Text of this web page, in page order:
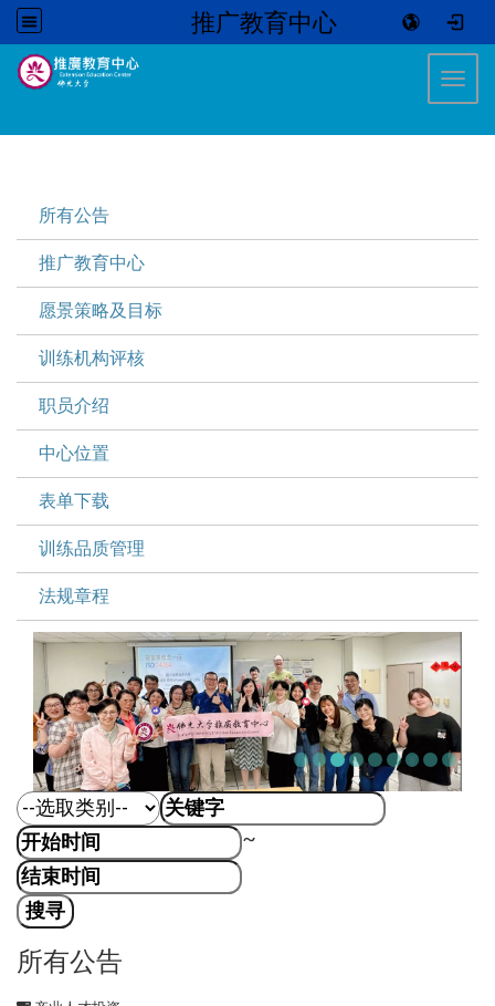
推广教育中心
所有公告
推广教育中心
愿景策略及目标
训练机构评核
职员介绍
中心位置
表单下载
训练品质管理
法规章程
~
所有公告